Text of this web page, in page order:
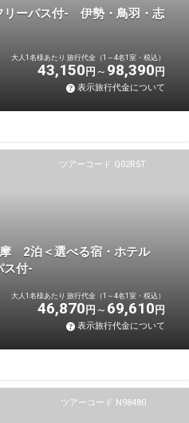
ーパス付- 伊勢・鳥羽・志
大人1名様あたり 旅行代金（1～4名1室・税込）
43,150 円 98,390 円
表示旅行代金について
ツアーコード Q02R5T
2泊＜選べる宿・ホテル
ス付-
大人1名様あたり 旅行代金（1～4名1室・税込）
46,870 円 69,610 円
表示旅行代金について
ツアーコード N98480